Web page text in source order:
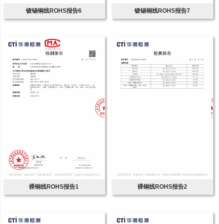
镀锡铜线ROHS报告6 镀锡铜线ROHS报告7
裸铜线ROHS报告1 裸铜线ROHS报告2